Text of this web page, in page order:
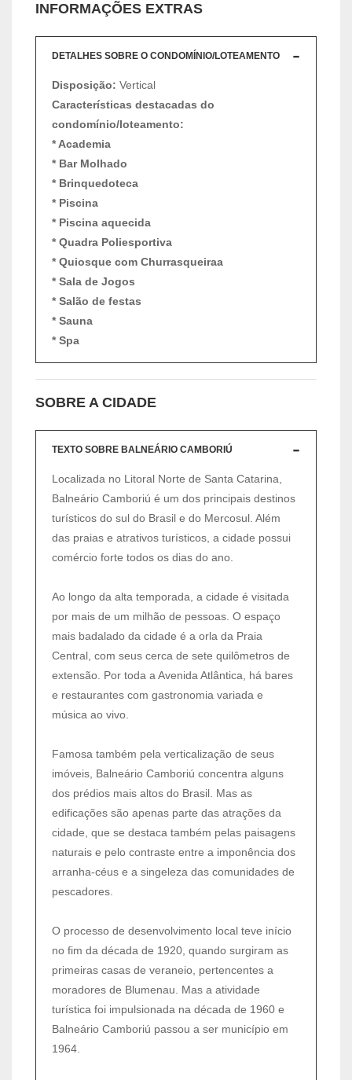
INFORMAÇÕES EXTRAS
DETALHES SOBRE O CONDOMÍNIO/LOTEAMENTO
Disposição: Vertical
Características destacadas do
condomínio/loteamento:
* Academia
* Bar Molhado
* Brinquedoteca
* Piscina
* Piscina aquecida
* Quadra Poliesportiva
* Quiosque com Churrasqueiraa
* Sala de Jogos
* Salão de festas
* Sauna
* Spa
SOBRE A CIDADE
TEXTO SOBRE BALNEÁRIO CAMBORIÚ
Localizada no Litoral Norte de Santa Catarina,
Balneário Camboriú é um dos principais destinos
turísticos do sul do Brasil e do Mercosul. Além
das praias e atrativos turísticos, a cidade possui
comércio forte todos os dias do ano.
Ao longo da alta temporada, a cidade é visitada
por mais de um milhão de pessoas. O espaço
mais badalado da cidade é a orla da Praia
Central, com seus cerca de sete quilômetros de
extensão. Por toda a Avenida Atlântica, há bares
e restaurantes com gastronomia variada e
música ao vivo.
Famosa também pela verticalização de seus
imóveis, Balneário Camboriú concentra alguns
dos prédios mais altos do Brasil. Mas as
edificações são apenas parte das atrações da
cidade, que se destaca também pelas paisagens
naturais e pelo contraste entre a imponência dos
arranha-céus e a singeleza das comunidades de
pescadores.
O processo de desenvolvimento local teve início
no fim da década de 1920, quando surgiram as
primeiras casas de veraneio, pertencentes a
moradores de Blumenau. Mas a atividade
turística foi impulsionada na década de 1960 e
Balneário Camboriú passou a ser município em
1964.